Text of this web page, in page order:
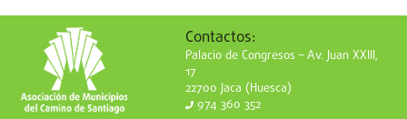
Contactos:
Palacio de Congresos – Av. Juan XXIII,
17
22700 Jaca (Huesca)
974 360 352